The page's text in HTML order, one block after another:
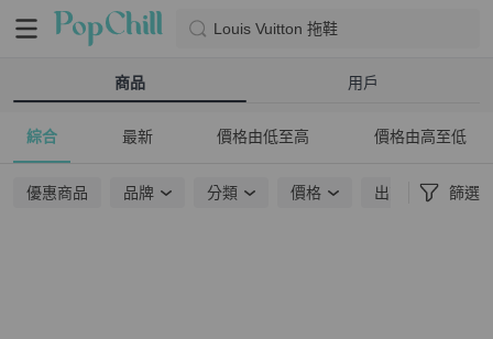
Louis Vuitton 拖鞋
商品 用戶
綜合 最新 價格由低至高 價格由高至低
優惠商品 品牌 分類 價格 出貨地點 篩選